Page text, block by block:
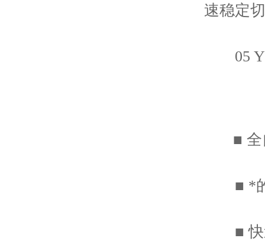
速稳定
05
■ 全自
■ *的
■ 快速